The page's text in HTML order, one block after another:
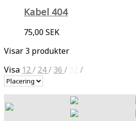
Kabel 404
75,00 SEK
Visar 3 produkter
Visa 12/ 24/ 36 / /